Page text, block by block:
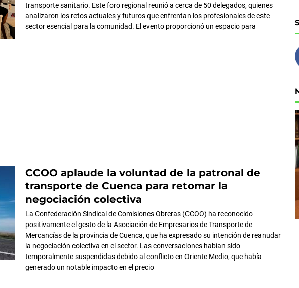
transporte sanitario. Este foro regional reunió a cerca de 50 delegados, quienes
analizaron los retos actuales y futuros que enfrentan los profesionales de este
sector esencial para la comunidad. El evento proporcionó un espacio para
CCOO aplaude la voluntad de la patronal de
transporte de Cuenca para retomar la
negociación colectiva
La Confederación Sindical de Comisiones Obreras (CCOO) ha reconocido
positivamente el gesto de la Asociación de Empresarios de Transporte de
Mercancías de la provincia de Cuenca, que ha expresado su intención de reanudar
la negociación colectiva en el sector. Las conversaciones habían sido
temporalmente suspendidas debido al conflicto en Oriente Medio, que había
generado un notable impacto en el precio